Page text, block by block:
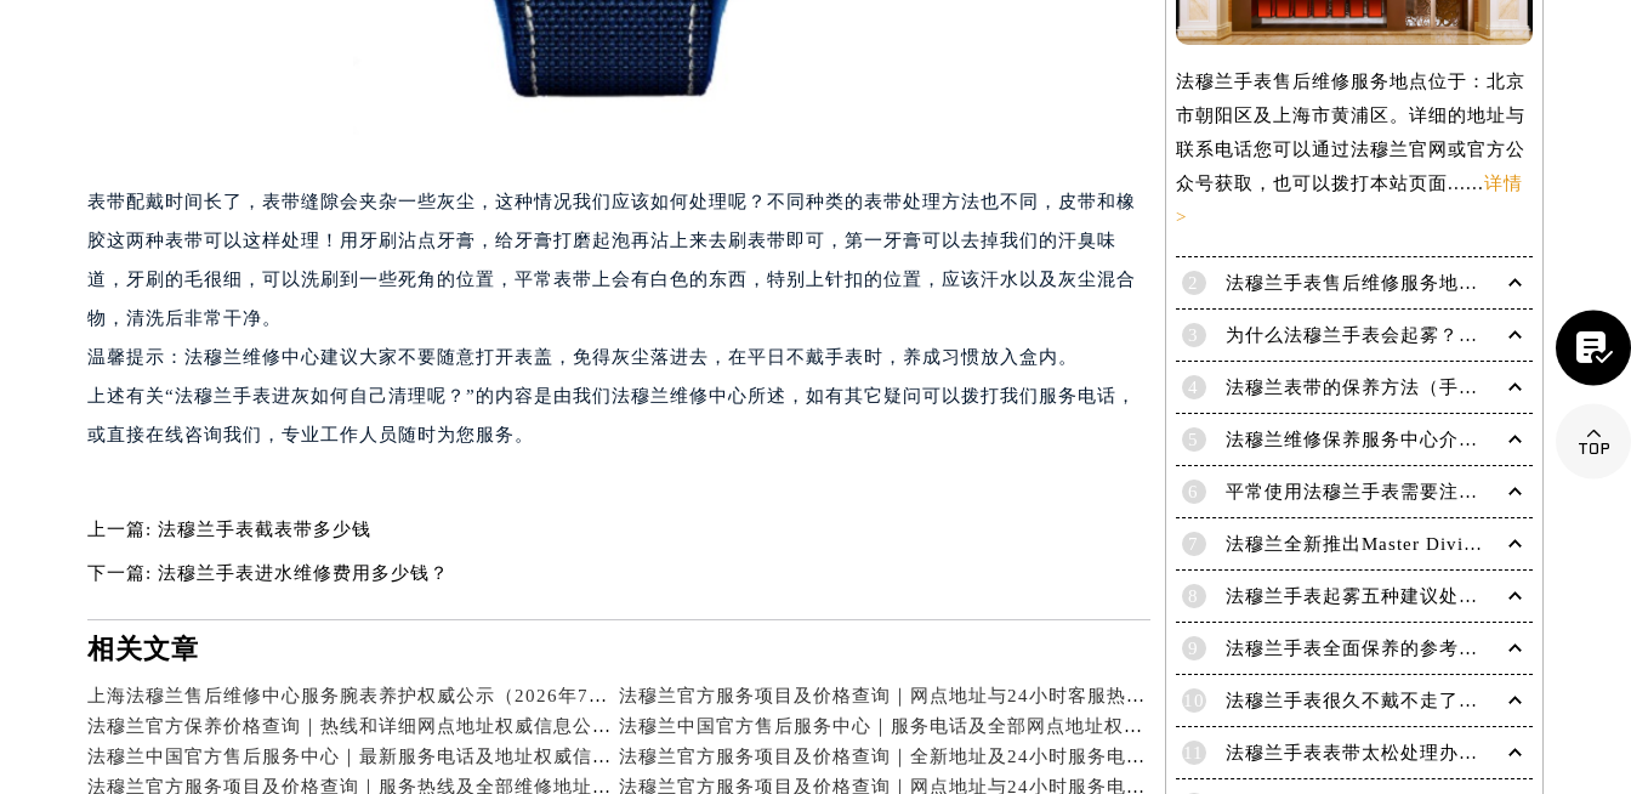
苏州市苏州工业园区星港街199号苏州中心办公楼C座22层08室（需提前预约）
武汉市江汉区解放大道686号世界贸易大厦38层09室（需提前预约）
南宁市青秀区金湖路59号地王大厦12楼1224室（需提前预约）
长春市朝阳区西安大路727号中银大厦A座(旺进大厦)18层09室（需提前预约）
贵阳市南明区都司高架桥路33号亨特国际金融中心14楼14D（需提前预约）
昆明市盘龙区北京路928号同德昆明广场写字楼10层06室（需提前预约）
石家庄市长安区中山东路39号勒泰中心写字楼B座13层07室（需提前预约）
西安市碑林区南关正街88号华侨城长安国际中心E座6楼10室（需提前预约）
海口市龙华区金贸东路5号海口华润大厦B座17层1707室（需提前预约）
内蒙古自治区呼和浩特市玉泉区大学西街70号华润万象城写字楼（鄂尔多斯大厦）23层2326室（需提前预约）
甘肃省兰州市七里河区西津西路16号兰州中心写字楼21层2102室（需提前预约）
黑龙江省黑河市爱辉区中央街法穆兰售后服务中心（需提前预约）
黑龙江省鸡西市鸡冠区红军路法穆兰售后服务中心（需提前预约）
黑龙江省佳木斯市向阳区长安路法穆兰售后服务中心（需提前预约）
表带配戴时间长了，表带缝隙会夹杂一些灰尘，这种情况我们应该如何处理呢？不同种类的表带处理方法也不同，皮带和橡
胶这两种表带可以这样处理！用牙刷沾点牙膏，给牙膏打磨起泡再沾上来去刷表带即可，第一牙膏可以去掉我们的汗臭味
道，牙刷的毛很细，可以洗刷到一些死角的位置，平常表带上会有白色的东西，特别上针扣的位置，应该汗水以及灰尘混合
物，清洗后非常干净。
温馨提示：法穆兰维修中心建议大家不要随意打开表盖，免得灰尘落进去，在平日不戴手表时，养成习惯放入盒内。
上述有关“法穆兰手表进灰如何自己清理呢？”的内容是由我们法穆兰维修中心所述，如有其它疑问可以拨打我们服务电话，
或直接在线咨询我们，专业工作人员随时为您服务。
上一篇: 法穆兰手表截表带多少钱
下一篇: 法穆兰手表进水维修费用多少钱？
相关文章
上海法穆兰售后维修中心服务腕表养护权威公示（2026年7月最新）
法穆兰官方服务项目及价格查询｜网点地址与24小时客服热线权威信息通告（2026年7月最新）
法穆兰官方保养价格查询｜热线和详细网点地址权威信息公告（2026年7月最新）
法穆兰中国官方售后服务中心｜服务电话及全部网点地址权威信息公告（2026年7月最新）
法穆兰中国官方售后服务中心｜最新服务电话及地址权威信息声明（2026年7月最新）
法穆兰官方服务项目及价格查询｜全新地址及24小时服务电话权威信息通告（2026年7月最新）
法穆兰官方服务项目及价格查询｜服务热线及全部维修地址权威信息通知（2026年7月最新）
法穆兰官方服务项目及价格查询｜网点地址与24小时服务电话权威信息通知（2026年7月最新）
法穆兰手表售后维修服务地点位于：北京
市朝阳区及上海市黄浦区。详细的地址与
联系电话您可以通过法穆兰官网或官方公
众号获取，也可以拨打本站页面......详情
>
2 法穆兰手表售后维修服务地点电话是多少？
3 为什么法穆兰手表会起雾？(法穆兰手表起雾处理方法？)
4 法穆兰表带的保养方法（手表如何保养）
5 法穆兰维修保养服务中心介绍 | 法穆兰
6 平常使用法穆兰手表需要注意哪些事项|法穆兰技师为您讲解
7 法穆兰全新推出Master Diving限量版腕表
8 法穆兰手表起雾五种建议处理方法！
9 法穆兰手表全面保养的参考建议！
10 法穆兰手表很久不戴不走了处理技巧盘点
11 法穆兰手表表带太松处理办法详解

